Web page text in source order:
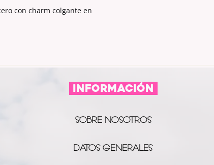
con charm colgante en
información
SOBRE NOSOTROS
DATOS GENERALES